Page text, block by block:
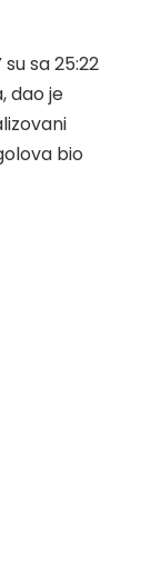
sa 25:22
dao je
bio